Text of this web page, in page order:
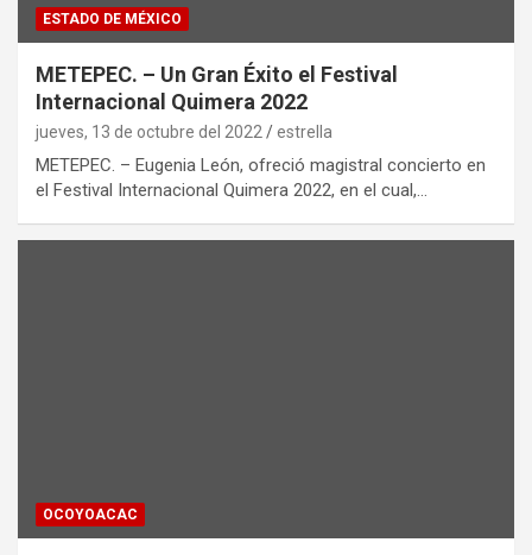
ESTADO DE MÉXICO
METEPEC. – Un Gran Éxito el Festival
Internacional Quimera 2022
jueves, 13 de octubre del 2022 estrella
METEPEC. – Eugenia León, ofreció magistral concierto en
el Festival Internacional Quimera 2022, en el cual,…
OCOYOACAC